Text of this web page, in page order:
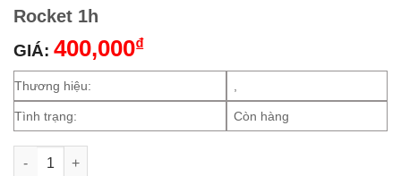
Rocket 1h
GIÁ: 400,000₫
Thương hiệu: ,
Tình trạng: Còn hàng